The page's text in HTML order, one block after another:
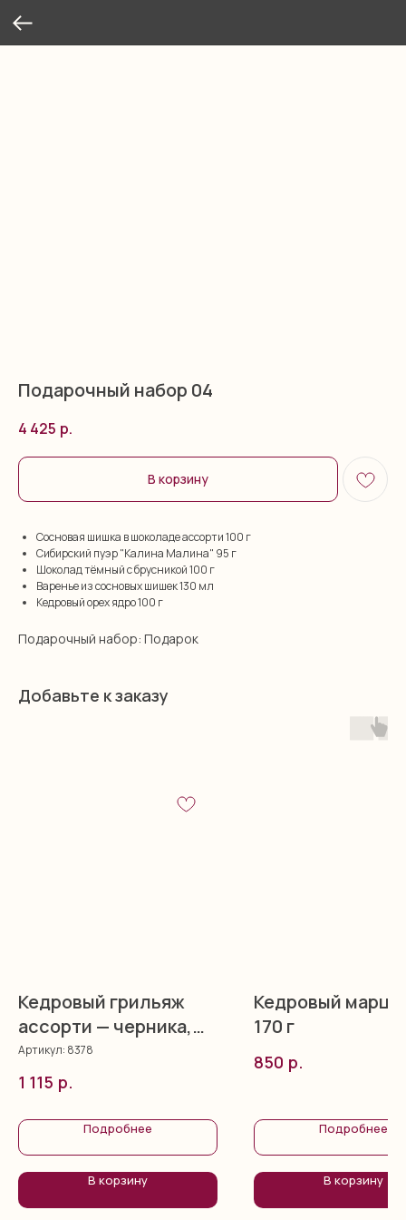
Подарочный набор 04
4 425 р.
В корзину
Сосновая шишка в шоколаде ассорти 100 г
Сибирский пуэр "Калина Малина" 95 г
Шоколад тёмный с брусникой 100 г
Варенье из сосновых шишек 130 мл
Кедровый орех ядро 100 г
Подарочный набор: Подарок
Добавьте к заказу
Кедровый грильяж
ассорти — черника,
клюква, облепиха, 120
г
Артикул: 8378
1 115 р.
Подробнее
В корзину
Кедровый
170 г
850 р.
Подробнее
В корзину